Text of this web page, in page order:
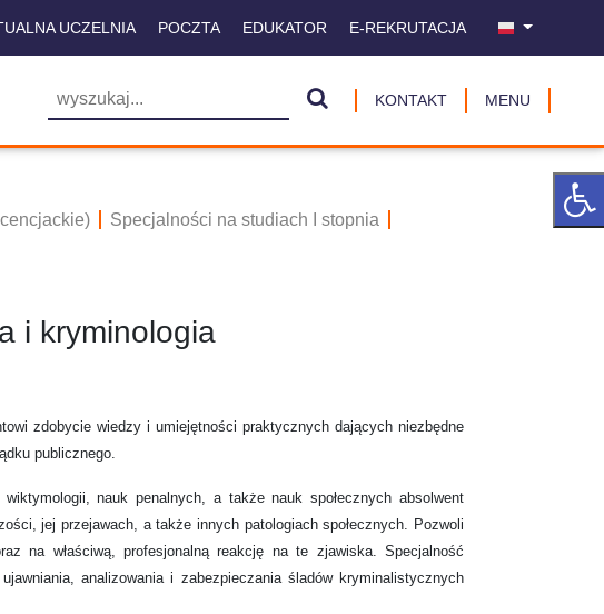
UCZELNIA POCZTA EDUKATOR E-REKRUTACJA
KONTAKT MENU
Specjalności na studiach I stopnia
i kryminologia
zdobycie wiedzy i umiejętności praktycznych dających niezbędne
publicznego.
nauk penalnych, a także nauk społecznych absolwent
jej przejawach, a także innych patologiach społecznych. Pozwoli
na właściwą, profesjonalną reakcję na te zjawiska. Specjalność
analizowania i zabezpieczania śladów kryminalistycznych